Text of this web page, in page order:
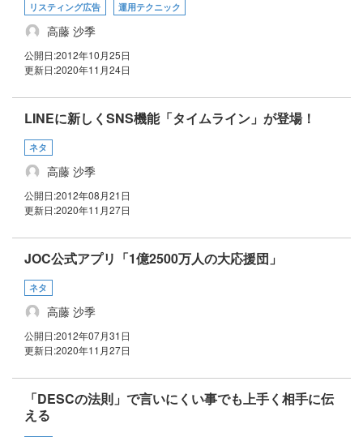
お問い合わせ
リスティング広告 運用テクニック
高藤 沙季
公開日:2012年10月25日
更新日:2020年11月24日
LINEに新しくSNS機能「タイムライン」が登場！
ネタ
高藤 沙季
公開日:2012年08月21日
更新日:2020年11月27日
JOC公式アプリ「1億2500万人の大応援団」
ネタ
高藤 沙季
公開日:2012年07月31日
更新日:2020年11月27日
「DESCの法則」で言いにくい事でも上手く相手に伝
える